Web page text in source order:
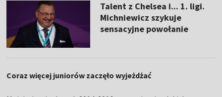
Talent z Chelsea i... 1. ligi.
Michniewicz szykuje
sensacyjne powołanie
Coraz więcej juniorów zaczęło wyjeżdżać